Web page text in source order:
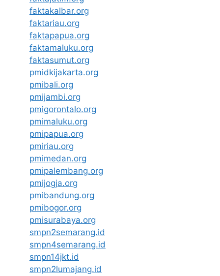
faktakalbar.org
faktariau.org
faktapapua.org
faktamaluku.org
faktasumut.org
pmidkijakarta.org
pmibali.org
pmijambi.org
pmigorontalo.org
pmimaluku.org
pmipapua.org
pmiriau.org
pmimedan.org
pmipalembang.org
pmijogja.org
pmibandung.org
pmibogor.org
pmisurabaya.org
smpn2semarang.id
smpn4semarang.id
smpn14jkt.id
smpn2lumajang.id